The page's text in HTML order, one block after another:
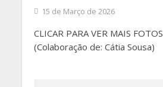
15 de Março de 2026
CLICAR PARA VER MAIS FOTOS
(Colaboração de: Cátia Sousa)